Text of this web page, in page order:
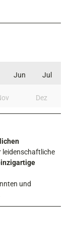
Jun Jul
Dez
leidenschaftliche
und